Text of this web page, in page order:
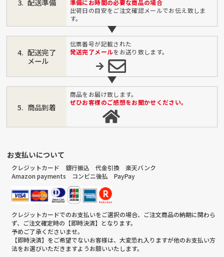
配送準備
準備にお時間の必要な商品の場合
出荷日の目安をご注文確認メールでお伝え致しま
す。
配送完了
メール
伝票番号が記載された
発送完了メールをお送り致します。
商品到着
商品をお届け致します。
ぜひお客様のご感想をお聞かせください。
お支払いについて
クレジットカード 銀行振込 代金引換 楽天バンク
Amazon payments コンビニ後払 PayPay
クレジットカードでのお支払いをご選択の場合、ご注文商品の納期に関わら
ず、ご注文確定時の【即時決済】となります。
予めご了承くださいませ。
【即時決済】をご希望でないお客様は、大変恐れ入りますが他のお支払い方
法をお選びいただきますようお願いいたします。